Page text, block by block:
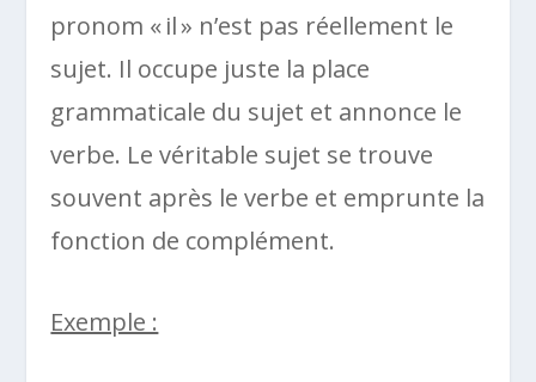
pronom « il » n’est pas réellement le
sujet. Il occupe juste la place
grammaticale du sujet et annonce le
verbe. Le véritable sujet se trouve
souvent après le verbe et emprunte la
fonction de complément.
Exemple :